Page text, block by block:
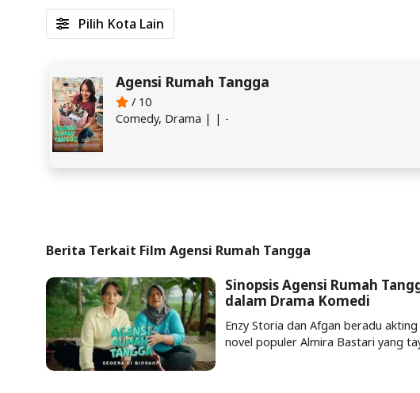
Agensi Rumah Tangga
/ 10
Comedy, Drama | | -
Pilih Kota Lain
Berita Terkait Film Agensi Rumah Tangga
Sinopsis Agensi Rumah
dalam Drama Komedi
Enzy Storia dan Afgan beradu
novel populer Almira Bastari yang